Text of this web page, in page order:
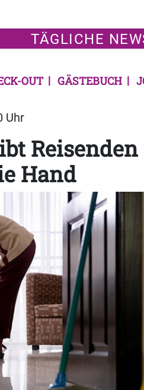
TÄGLICHE
OUT GÄSTEBUCH
Uhr
Reisenden
Hand